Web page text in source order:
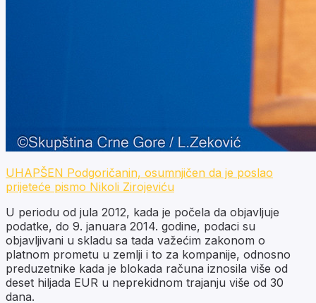
UHAPŠEN Podgoričanin, osumnjičen da je poslao
prijeteće pismo Nikoli Zirojeviću
U periodu od jula 2012, kada je počela da objavljuje
podatke, do 9. januara 2014. godine, podaci su
objavljivani u skladu sa tada važećim zakonom o
platnom prometu u zemlji i to za kompanije, odnosno
preduzetnike kada je blokada računa iznosila više od
deset hiljada EUR u neprekidnom trajanju više od 30
dana.